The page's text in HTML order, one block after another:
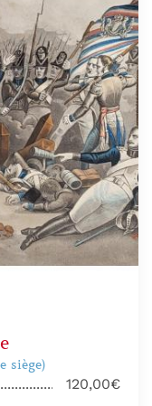
siège)
120,00€